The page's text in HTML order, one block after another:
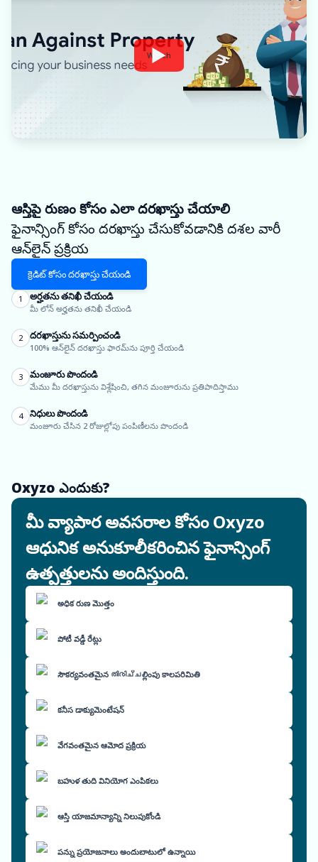
Watch
ఆస్తిపై రుణం కోసం ఎలా దరఖాస్తు చేయాలి
ఫైనాన్సింగ్ కోసం దరఖాస్తు చేసుకోవడానికి దశల వారీ
ఆన్‌లైన్ ప్రక్రియ
క్రెడిట్ కోసం దరఖాస్తు చేయండి
1 అర్హతను తనిఖీ చేయండి
మీ లోన్ అర్హతను తనిఖీ చేయండి
2 దరఖాస్తును సమర్పించండి
100% ఆన్‌లైన్ దరఖాస్తు ఫారమ్‌ను పూర్తి చేయండి
3 మంజూరు పొందండి
మేము మీ దరఖాస్తును విశ్లేషించి, తగిన మంజూరును ప్రతిపాదిస్తాము
4 నిధులు పొందండి
మంజూరు చేసిన 2 రోజుల్లోపు పంపిణీలను పొందండి
Oxyzo ఎందుకు?
మీ వ్యాపార అవసరాల కోసం Oxyzo
ఆధునిక అనుకూలీకరించిన ఫైనాన్సింగ్
ఉత్పత్తులను అందిస్తుంది.
అధిక రుణ మొత్తం
పోటీ వడ్డీ రేట్లు
సౌకర్యవంతమైన തിരിച്ചల్లింపు కాలపరిమితి
కనీస డాక్యుమెంటేషన్
వేగవంతమైన ఆమోద ప్రక్రియ
బహుళ తుది వినియోగ ఎంపికలు
ఆస్తి యాజమాన్యాన్ని నిలుపుకోండి
పన్ను ప్రయోజనాలు అందుబాటులో ఉన్నాయి